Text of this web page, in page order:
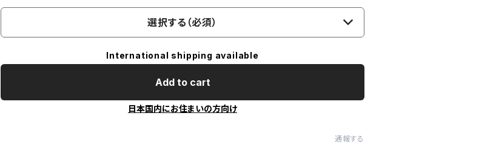
選択する（必須）
International shipping available
Add to cart
日本国内にお住まいの方向け
通報する